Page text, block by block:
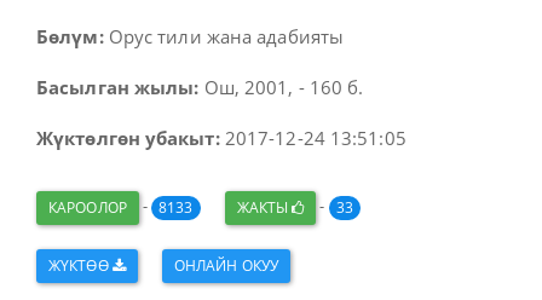
Бөлүм:Орус тили жана адабияты
Басылган жылы: Ош, 2001, - 160 б.
Жүктөлгөн убакыт:2017-12-24 13:51:05
КАРООЛОР - 8133 ЖАКТЫ - 33
ЖҮКТӨӨ ОНЛАЙН ОКУУ